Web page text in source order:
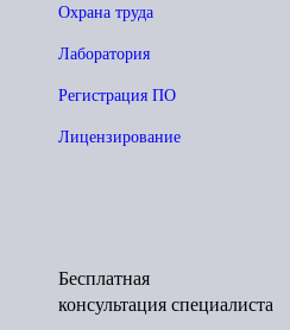
Охрана труда
Лаборатория
Регистрация ПО
Лицензирование
Бесплатная
консультация специалиста